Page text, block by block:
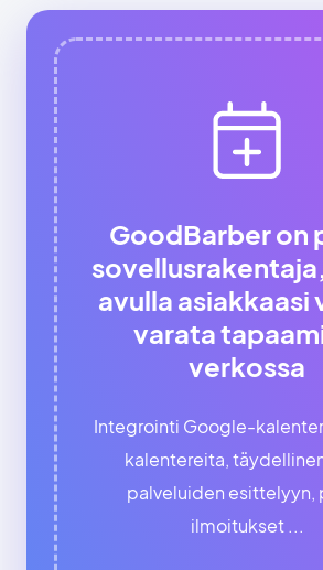
GoodBarber on
avulla asiakkaasi
varata
verkossa
Integrointi Google-
kalentereita,
palveluiden esittelyyn,
ilmoitukset ...